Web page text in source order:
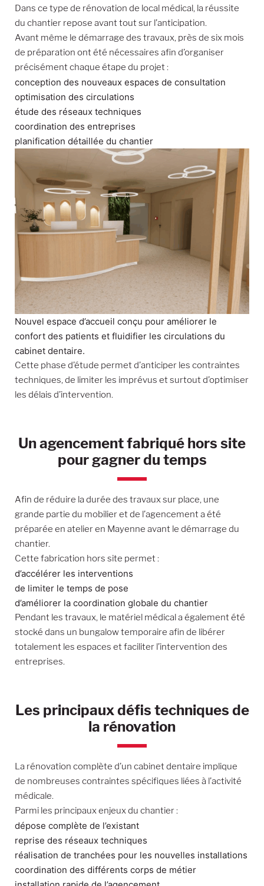
Dans ce type de rénovation de local médical, la réussite
du chantier repose avant tout sur l’anticipation.
Avant même le démarrage des travaux, près de six mois
de préparation ont été nécessaires afin d’organiser
précisément chaque étape du projet :
conception des nouveaux espaces de consultation
optimisation des circulations
étude des réseaux techniques
coordination des entreprises
planification détaillée du chantier
Nouvel espace d’accueil conçu pour améliorer le
confort des patients et fluidifier les circulations du
cabinet dentaire.
Cette phase d’étude permet d’anticiper les contraintes
techniques, de limiter les imprévus et surtout d’optimiser
les délais d’intervention.
Un agencement fabriqué hors site
pour gagner du temps
Afin de réduire la durée des travaux sur place, une
grande partie du mobilier et de l’agencement a été
préparée en atelier en Mayenne avant le démarrage du
chantier.
Cette fabrication hors site permet :
d’accélérer les interventions
de limiter le temps de pose
d’améliorer la coordination globale du chantier
Pendant les travaux, le matériel médical a également été
stocké dans un bungalow temporaire afin de libérer
totalement les espaces et faciliter l’intervention des
entreprises.
Les principaux défis techniques de
la rénovation
La rénovation complète d’un cabinet dentaire implique
de nombreuses contraintes spécifiques liées à l’activité
médicale.
Parmi les principaux enjeux du chantier :
dépose complète de l’existant
reprise des réseaux techniques
réalisation de tranchées pour les nouvelles installations
coordination des différents corps de métier